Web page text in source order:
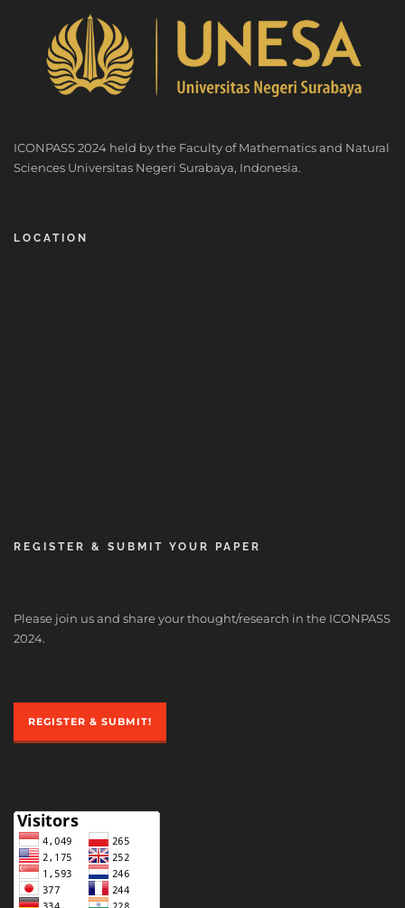
ICONPASS 2024 held by the Faculty of Mathematics and Natural
Sciences Universitas Negeri Surabaya, Indonesia.
LOCATION
REGISTER & SUBMIT YOUR PAPER
Please join us and share your thought/research in the ICONPASS
2024.
REGISTER & SUBMIT!